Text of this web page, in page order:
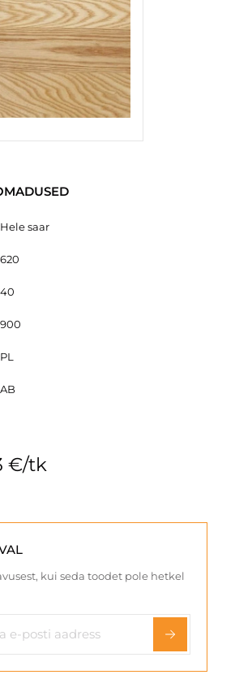
Hele saar
620
40
900
PL
AB
€/tk
kui seda toodet pole hetkel